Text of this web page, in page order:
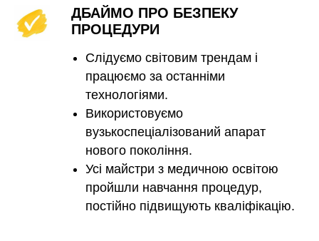
ДБАЙМО ПРО БЕЗПЕКУ
ПРОЦЕДУРИ
Слідуємо світовим трендам і
працюємо за останніми
технологіями.
Використовуємо
вузькоспеціалізований апарат
нового покоління.
Усі майстри з медичною освітою
пройшли навчання процедур,
постійно підвищують кваліфікацію.